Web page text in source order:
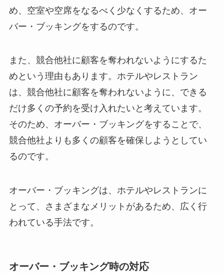
め、空室や空席をなるべく少なくするため、オー
バー・ブッキングをするのです。
また、 競合他社に顧客を奪われないようにするた
め という理由もあります。ホテルやレストラン
は、競合他社に顧客を奪われないように、できる
だけ多くの予約を受け入れたいと考えています。
そのため、オーバー・ブッキングをすることで、
競合他社よりも多くの顧客を確保しようとしてい
るのです。
オーバー・ブッキングは、ホテルやレストランに
とって、さまざまなメリットがあるため、広く行
われている手法です。
オーバー・ブッキング時の対応